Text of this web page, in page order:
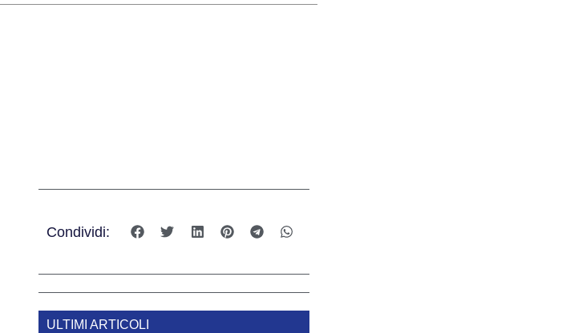
Condividi:
ULTIMI ARTICOLI